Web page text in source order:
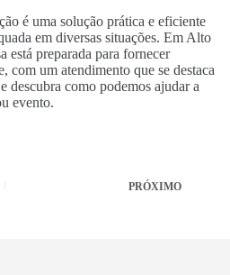
é uma solução prática e eficiente
em diversas situações. Em Alto
está preparada para fornecer
com um atendimento que se destaca
descubra como podemos ajudar a
evento.
PRÓXIMO